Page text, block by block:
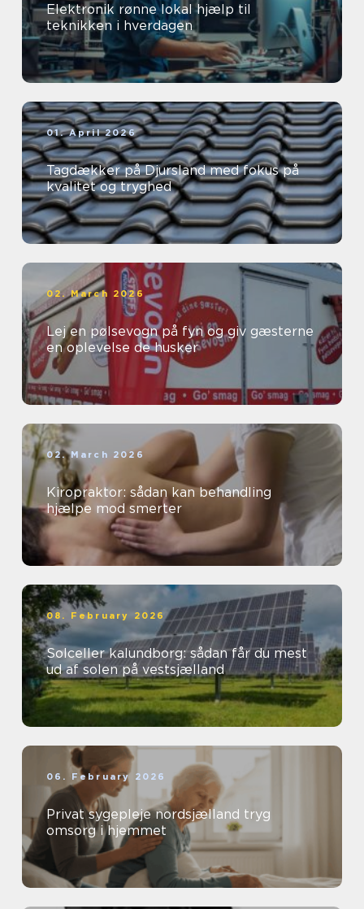
Elektronik rønne lokal hjælp til
teknikken i hverdagen
01. April 2026
Tagdækker på Djursland med fokus på
kvalitet og tryghed
02. March 2026
Lej en pølsevogn på fyn og giv gæsterne
en oplevelse de husker
02. March 2026
Kiropraktor: sådan kan behandling
hjælpe mod smerter
08. February 2026
Solceller kalundborg: sådan får du mest
ud af solen på vestsjælland
06. February 2026
Privat sygepleje nordsjælland tryg
omsorg i hjemmet